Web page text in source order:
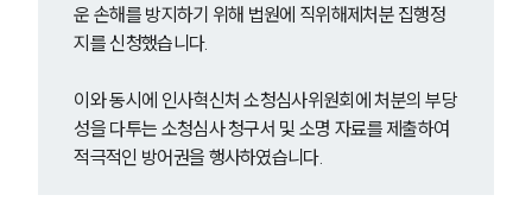
운 손해를 방지하기 위해 법원에 직위해제처분 집행정
지를 신청했습니다.
이와 동시에 인사혁신처 소청심사위원회에 처분의 부당
성을 다투는 소청심사 청구서 및 소명 자료를 제출하여
적극적인 방어권을 행사하였습니다.